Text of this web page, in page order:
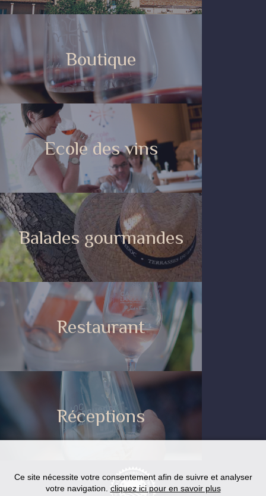
Boutique
Ecole des vins
Balades gourmandes
Restaurant
Réceptions
Ce site nécessite votre consentement afin de suivre et analyser
votre navigation. cliquez ici pour en savoir plus